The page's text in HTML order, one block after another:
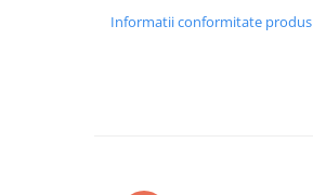
Informatii conformitate produs